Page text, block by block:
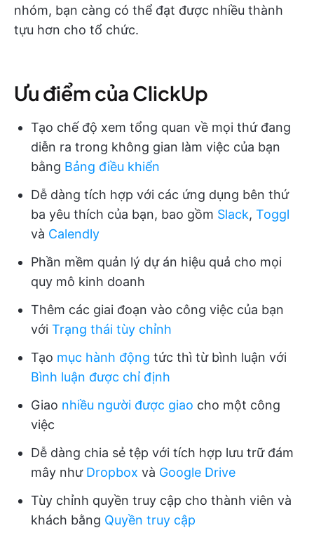
nhóm, bạn càng có thể đạt được nhiều thành
tựu hơn cho tổ chức.
Ưu điểm của ClickUp
Tạo chế độ xem tổng quan về mọi thứ đang
diễn ra trong không gian làm việc của bạn
bằng Bảng điều khiển
Dễ dàng tích hợp với các ứng dụng bên thứ
ba yêu thích của bạn, bao gồm Slack, Toggl
và Calendly
Phần mềm quản lý dự án hiệu quả cho mọi
quy mô kinh doanh
Thêm các giai đoạn vào công việc của bạn
với Trạng thái tùy chỉnh
Tạo mục hành động tức thì từ bình luận với
Bình luận được chỉ định
Giao nhiều người được giao cho một công
việc
Dễ dàng chia sẻ tệp với tích hợp lưu trữ đám
mây như Dropbox và Google Drive
Tùy chỉnh quyền truy cập cho thành viên và
khách bằng Quyền truy cập